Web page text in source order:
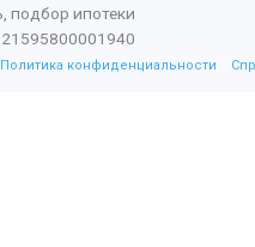
подбор ипотеки
Политика конфиденциальности